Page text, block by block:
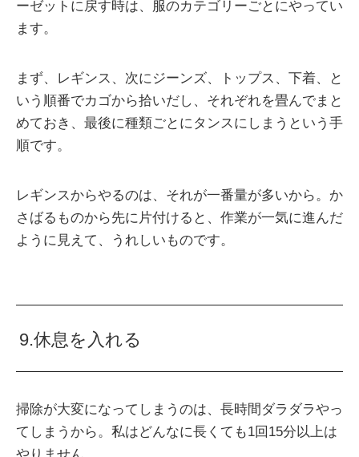
ーゼットに戻す時は、服のカテゴリーごとにやってい
ます。
まず、レギンス、次にジーンズ、トップス、下着、と
いう順番でカゴから拾いだし、それぞれを畳んでまと
めておき、最後に種類ごとにタンスにしまうという手
順です。
レギンスからやるのは、それが一番量が多いから。か
さばるものから先に片付けると、作業が一気に進んだ
ように見えて、うれしいものです。
9.休息を入れる
掃除が大変になってしまうのは、長時間ダラダラやっ
てしまうから。私はどんなに長くても1回15分以上は
やりません。